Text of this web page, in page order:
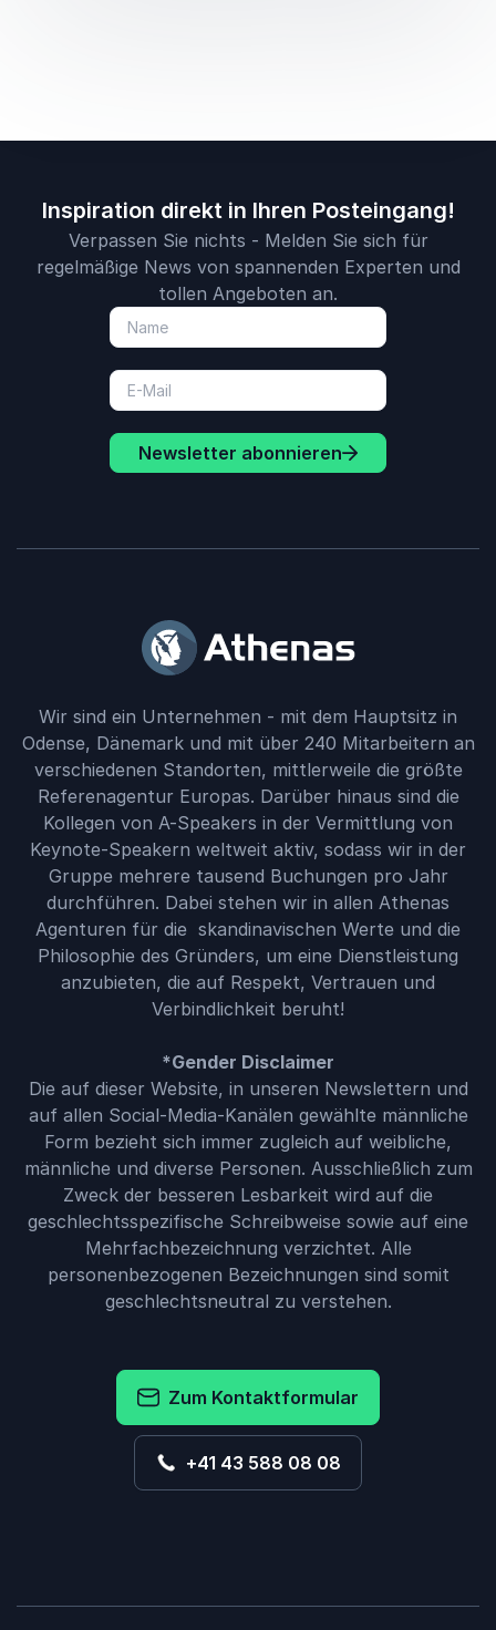
Inspiration direkt in Ihren Posteingang!
Verpassen Sie nichts - Melden Sie sich für
regelmäßige News von spannenden Experten und
tollen Angeboten an.
Newsletter abonnieren
Wir sind ein Unternehmen - mit dem Hauptsitz in
Odense, Dänemark und mit über 240 Mitarbeitern an
verschiedenen Standorten, mittlerweile die größte
Referenagentur Europas. Darüber hinaus sind die
Kollegen von A-Speakers in der Vermittlung von
Keynote-Speakern weltweit aktiv, sodass wir in der
Gruppe mehrere tausend Buchungen pro Jahr
durchführen. Dabei stehen wir in allen Athenas
Agenturen für die skandinavischen Werte und die
Philosophie des Gründers, um eine Dienstleistung
anzubieten, die auf Respekt, Vertrauen und
Verbindlichkeit beruht!
*Gender Disclaimer
Die auf dieser Website, in unseren Newslettern und
auf allen Social-Media-Kanälen gewählte männliche
Form bezieht sich immer zugleich auf weibliche,
männliche und diverse Personen. Ausschließlich zum
Zweck der besseren Lesbarkeit wird auf die
geschlechtsspezifische Schreibweise sowie auf eine
Mehrfachbezeichnung verzichtet. Alle
personenbezogenen Bezeichnungen sind somit
geschlechtsneutral zu verstehen.
Zum Kontaktformular
+41 43 588 08 08